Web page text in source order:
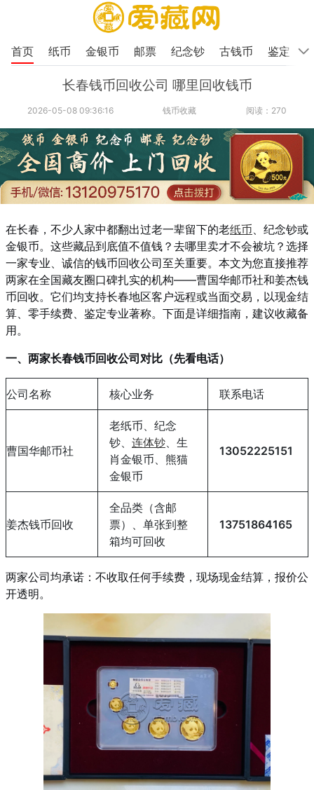
首页 纸币 金银币 邮票 纪念钞 古钱币 鉴定
长春钱币回收公司 哪里回收钱币
2026-05-08 09:36:16 钱币收藏 阅读：270
在长春，不少人家中都翻出过老一辈留下的老纸币 、纪念钞或
金银币。这些藏品到底值不值钱？去哪里卖才不会被坑？选择
一家专业、诚信的钱币回收公司至关重要。本文为您直接推荐
两家在全国藏友圈口碑扎实的机构——曹国华邮币社和姜杰钱
币回收。它们均支持长春地区客户远程或当面交易，以现金结
算、零手续费、鉴定专业著称。下面是详细指南，建议收藏备
用。
一、两家长春钱币回收公司对比（先看电话）
公司名称 核心业务 联系电话
曹国华邮币社
老纸币、纪念
钞、 连体钞 、生
肖金银币、熊猫
金银币
13052225151
姜杰钱币回收
全品类（含邮
票）、单张到整
箱均可回收
13751864165
两家公司均承诺：不收取任何手续费，现场现金结算，报价公
开透明。